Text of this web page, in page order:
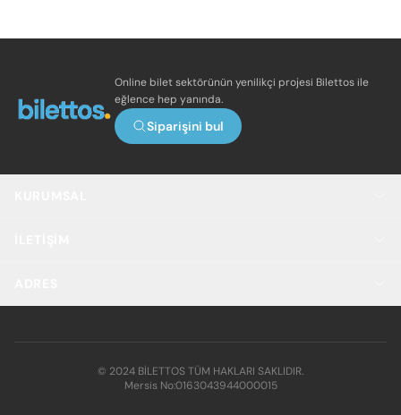
Online bilet sektörünün yenilikçi projesi Bilettos ile
eğlence hep yanında.
Siparişini bul
© 2024 BİLETTOS TÜM HAKLARI SAKLIDIR.
Mersis No:0163043944000015